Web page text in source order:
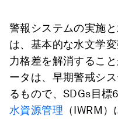
警報システムの実施
は、基本的な水文学
力格差を解消するこ
ータは、早期警戒シ
るもので、SDGs目
水資源管理 （IWRM